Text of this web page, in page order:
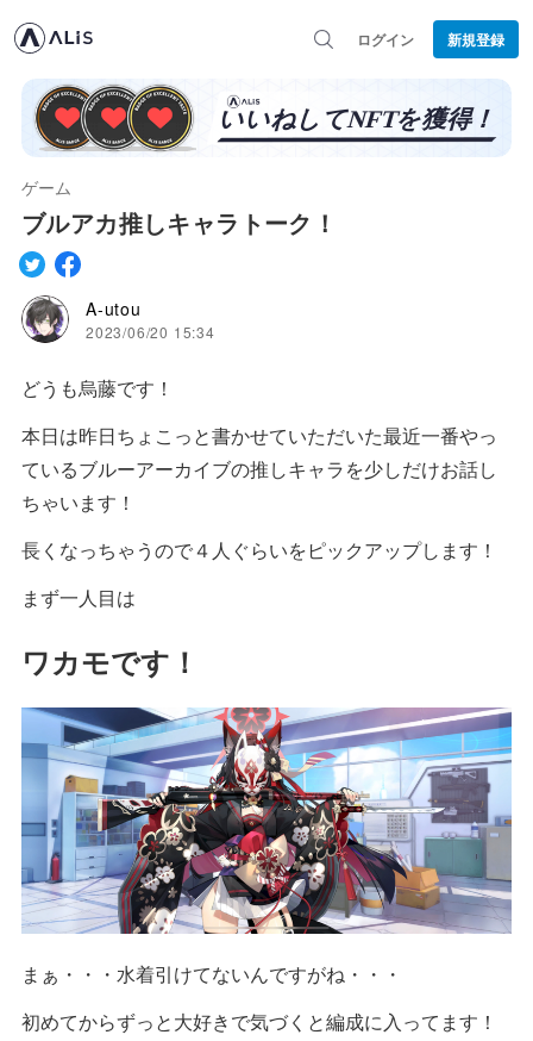
ログイン 新規登録
ゲーム
ブルアカ推しキャラトーク！
A-utou
2023/06/20 15:34
どうも烏藤です！
本日は昨日ちょこっと書かせていただいた最近一番やっ
ているブルーアーカイブの推しキャラを少しだけお話し
ちゃいます！
長くなっちゃうので４人ぐらいをピックアップします！
まず一人目は
ワカモです！
まぁ・・・水着引けてないんですがね・・・
初めてからずっと大好きで気づくと編成に入ってます！